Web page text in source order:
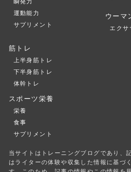
瞬発力
運動能力
サプリメント
ウーマ
エクサ
筋トレ
上半身筋トレ
下半身筋トレ
体幹トレ
スポーツ栄養
栄養
食事
サプリメント
当サイトはトレーニングブログであり、
はライターの体験や収集した情報に基づ